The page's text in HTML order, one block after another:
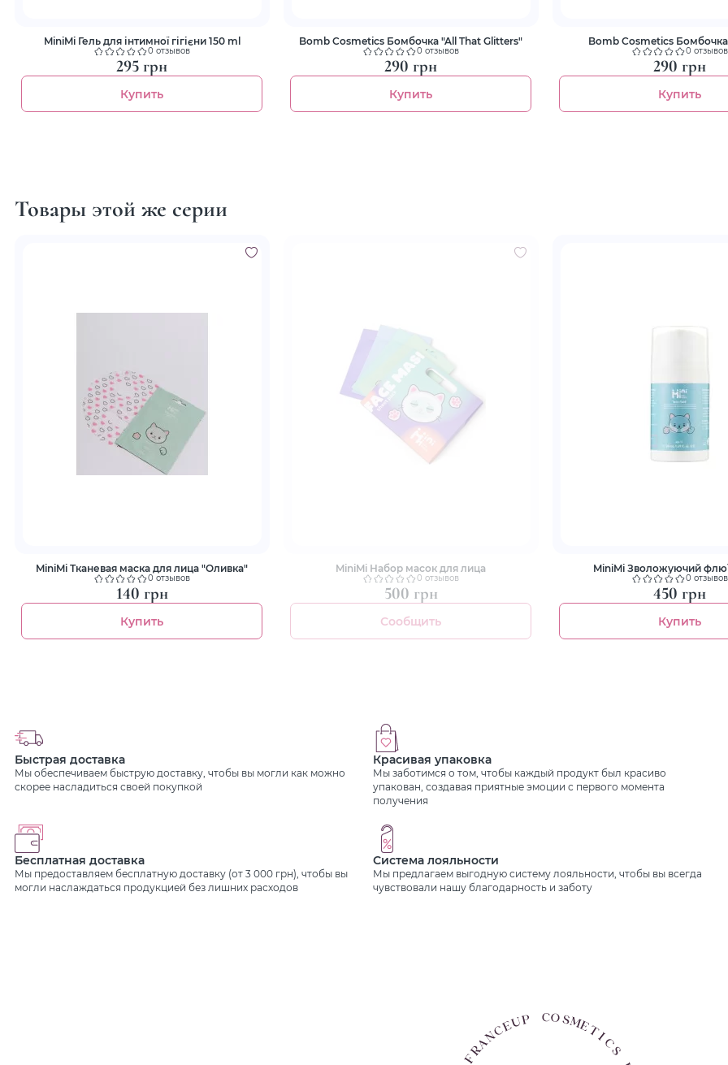
MiniMi Гель для інтимної гігієни 150 ml
0 отзывов
295 грн
Купить
Bomb Cosmetics Бомбочка "All That Glitters"
0 отзывов
290 грн
Купить
Bomb Cosmetics
0 отзывов
290 грн
Купить
Товары этой же серии
MiniMi Тканевая маска для лица "Оливка"
0 отзывов
140 грн
Купить
MiniMi Набор масок для лица
0 отзывов
500 грн
Сообщить
MiniMi Зволожуючий
0 отзывов
450 грн
Купить
Быстрая доставка
Мы обеспечиваем быструю доставку, чтобы вы могли как можно
скорее насладиться своей покупкой
Красивая упаковка
Мы заботимся о том, чтобы каждый продукт был красиво
упакован, создавая приятные эмоции с первого момента
получения
Бесплатная доставка
Мы предоставляем бесплатную доставку (от 3 000 грн), чтобы вы
могли наслаждаться продукцией без лишних расходов
Система лояльности
Мы предлагаем выгодную систему лояльности, чтобы вы всегда
чувствовали нашу благодарность и заботу